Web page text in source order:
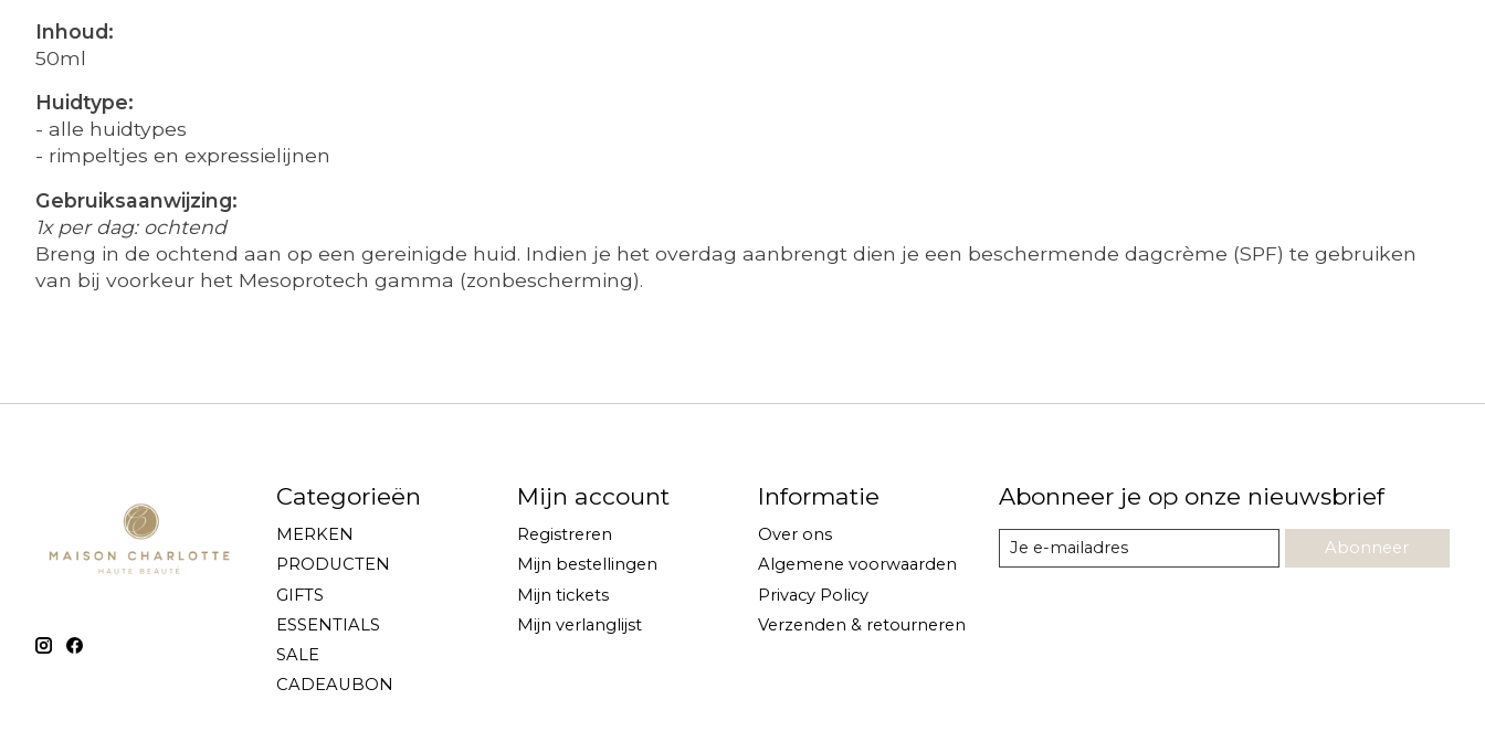
Inhoud:
50ml
Huidtype:
- alle huidtypes
- rimpeltjes en expressielijnen
Gebruiksaanwijzing:
1x per dag: ochtend
Breng in de ochtend aan op een gereinigde huid. Indien je het overdag aanbrengt dien je een beschermende dagcrème (SPF) te gebruiken
van bij voorkeur het Mesoprotech gamma (zonbescherming).
Categorieën
MERKEN
PRODUCTEN
GIFTS
ESSENTIALS
SALE
CADEAUBON
Mijn account
Registreren
Mijn bestellingen
Mijn tickets
Mijn verlanglijst
Informatie
Over ons
Algemene voorwaarden
Privacy Policy
Verzenden & retourneren
Abonneer je op onze nieuwsbrief
Abonneer